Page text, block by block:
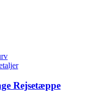
Rejsetæppe